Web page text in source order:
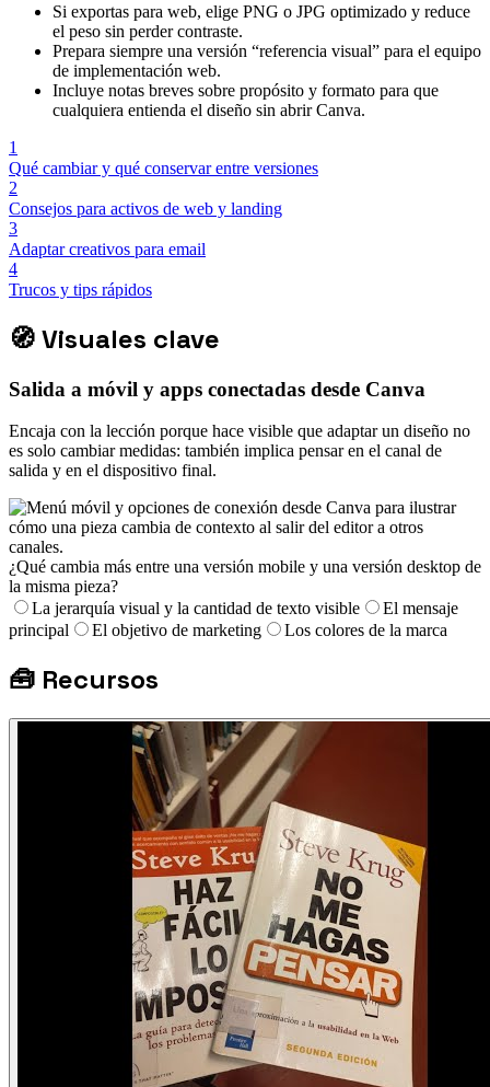
Si exportas para web, elige PNG o JPG optimizado y reduce
el peso sin perder contraste.
Prepara siempre una versión “referencia visual” para el equipo
de implementación web.
Incluye notas breves sobre propósito y formato para que
cualquiera entienda el diseño sin abrir Canva.
1
Qué cambiar y qué conservar entre versiones
2
Consejos para activos de web y landing
3
Adaptar creativos para email
4
Trucos y tips rápidos
🧭Visuales clave
Salida a móvil y apps conectadas desde Canva
Encaja con la lección porque hace visible que adaptar un diseño no
es solo cambiar medidas: también implica pensar en el canal de
salida y en el dispositivo final.
¿Qué cambia más entre una versión mobile y una versión desktop de
la misma pieza?
La jerarquía visual y la cantidad de texto visible
El mensaje
principal
El objetivo de marketing Los colores de la marca
🧰 Recursos